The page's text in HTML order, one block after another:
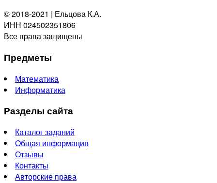
© 2018-2021 | Ельцова К.А.
ИНН 024502351806
Все права защищены
Предметы
Математика
Информатика
Разделы сайта
Каталог заданий
Общая информация
Отзывы
Контакты
Авторские права